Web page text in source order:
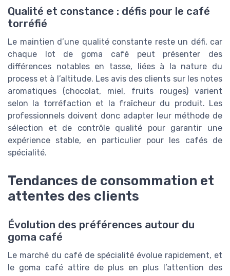
Qualité et constance : défis pour le café
torréfié
Le maintien d’une qualité constante reste un défi, car
chaque lot de goma café peut présenter des
différences notables en tasse, liées à la nature du
process et à l’altitude. Les avis des clients sur les notes
aromatiques (chocolat, miel, fruits rouges) varient
selon la torréfaction et la fraîcheur du produit. Les
professionnels doivent donc adapter leur méthode de
sélection et de contrôle qualité pour garantir une
expérience stable, en particulier pour les cafés de
spécialité.
Tendances de consommation et
attentes des clients
Évolution des préférences autour du
goma café
Le marché du café de spécialité évolue rapidement, et
le goma café attire de plus en plus l’attention des